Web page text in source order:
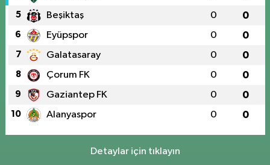
5 Beşiktaş 0 0
6 Eyüpspor 0 0
7 Galatasaray 0 0
8 Çorum FK 0 0
9 Gaziantep FK 0 0
10 Alanyaspor 0 0
Detaylar için tıklayın